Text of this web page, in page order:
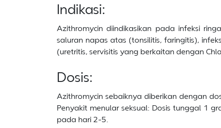
Indikasi:
Azithromycin diindikasikan pada infeksi
saluran napas atas (tonsilitis, faringitis),
(uretritis, servisitis yang berkaitan dengan
Dosis:
Azithromycin sebaiknya diberikan dengan
Penyakit menular seksual: Dosis tunggal 1
pada hari 2-5.